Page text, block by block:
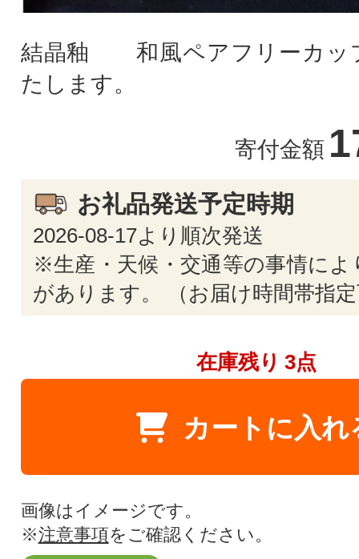
結晶釉 和風ペアフリーカッ
たします。
寄付金額
お礼品発送予定時期
2026-08-17より順次発送
※生産・天候・交通等の事情によ
があります。 （お届け時間帯指
在庫残り 3点
カートに入れ
画像はイメージです。
※注意事項をご確認ください。